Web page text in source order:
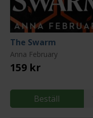
The Swarm
Anna February
159 kr
Beställ